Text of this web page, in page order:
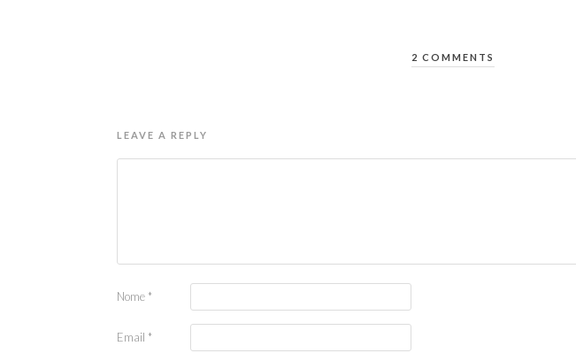
2 COMMENTS
LEAVE A REPLY
Nome *
Email *